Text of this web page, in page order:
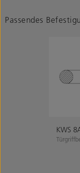
Passendes
KWS